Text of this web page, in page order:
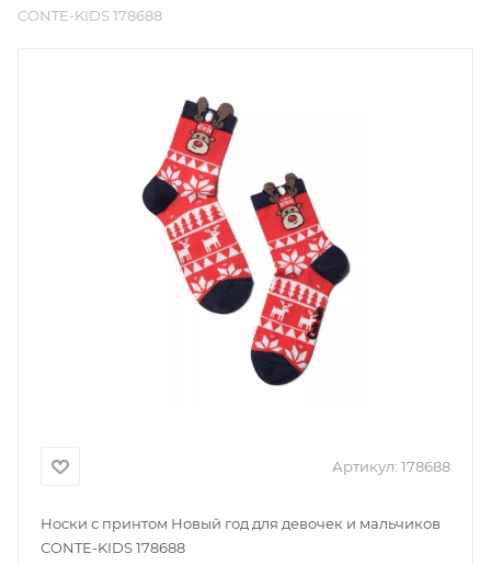
CONTE-KIDS 178688
Артикул: 178688
Носки с принтом Новый год для девочек и мальчиков
CONTE-KIDS 178688